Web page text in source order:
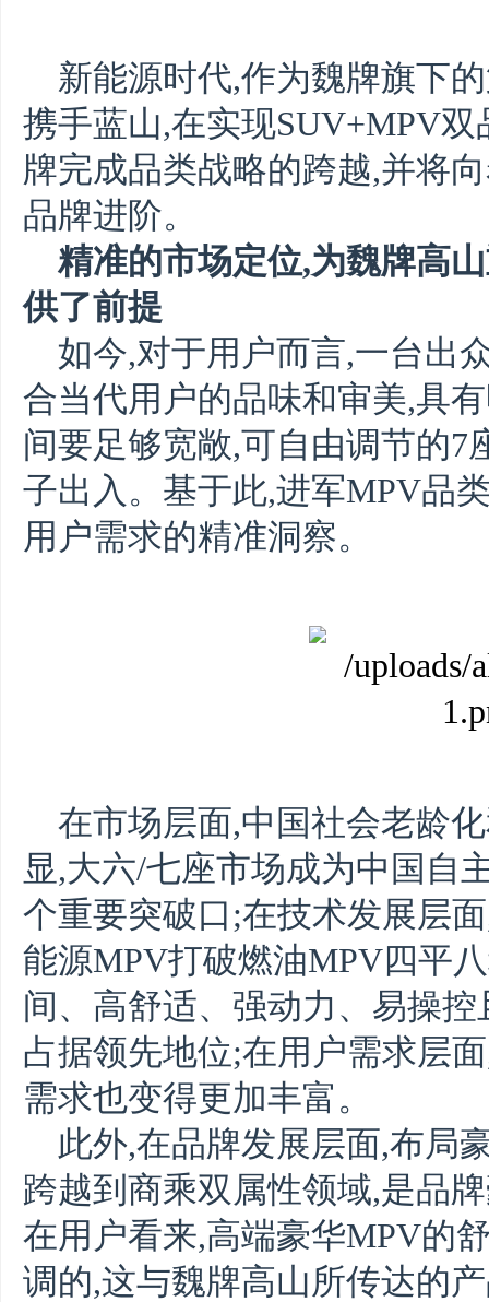
新能源时代,作为魏牌旗下
携手蓝山,在实现SUV+MPV
牌完成品类战略的跨越,并将
品牌进阶。
精准的市场定位,为魏牌高
供了前提
如今,对于用户而言,一台出
合当代用户的品味和审美,具
间要足够宽敞,可自由调节的7
子出入。基于此,进军MPV品
用户需求的精准洞察。
在市场层面,中国社会老龄
显,大六/七座市场成为中国自
个重要突破口;在技术发展层
能源MPV打破燃油MPV四平
间、高舒适、强动力、易操
占据领先地位;在用户需求层
需求也变得更加丰富。
此外,在品牌发展层面,布局
跨越到商乘双属性领域,是品
在用户看来,高端豪华MPV的
调的,这与魏牌高山所传达的